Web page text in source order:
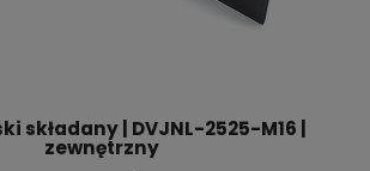
składany | DVJNL-2525-M16 |
zewnętrzny